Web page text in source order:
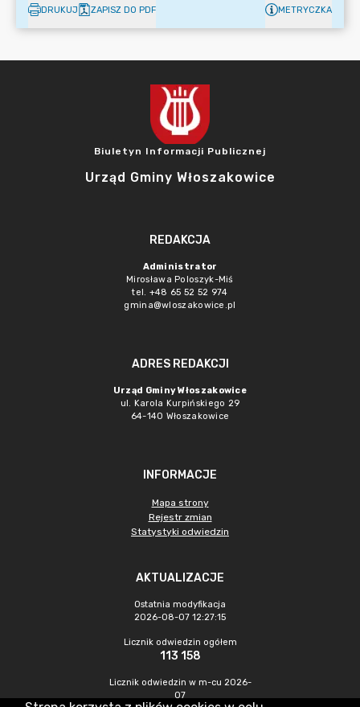
DRUKUJ ZAPISZ DO PDF METRYCZKA
Biuletyn Informacji Publicznej
Urząd Gminy Włoszakowice
REDAKCJA
Administrator
Mirosława Poloszyk-Miś
tel. +48 65 52 52 974
gmina@wloszakowice.pl
ADRES REDAKCJI
Urząd Gminy Włoszakowice
ul. Karola Kurpińskiego 29
64-140 Włoszakowice
INFORMACJE
Mapa strony
Rejestr zmian
Statystyki odwiedzin
AKTUALIZACJE
Ostatnia modyfikacja
2026-08-07 12:27:15
Licznik odwiedzin ogółem
113 158
Licznik odwiedzin w m-cu 2026-
07